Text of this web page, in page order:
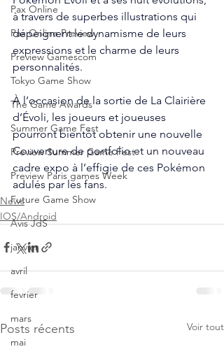
Pax Online
Pax Online Preview
Preview Gamescom
Tokyo Game Show
The Game Awards
Summer Game Fest
Preview Summer Game Fest
Preview Paris games Week
Future Game Show
Avis JdS
janvier
avril
fevrier
mars
mai
à travers de superbes illustrations qui
dépeignent le dynamisme de leurs
expressions et le charme de leurs
personnalités.
À l’occasion de la sortie de La Clairière
d’Évoli, les joueurs et joueuses
pourront bientôt obtenir une nouvelle
Couverture de portfolio et un nouveau
cadre expo à l’effigie de ces Pokémon
adulés par les fans.
News
IOS/Android
Posts récents Voir tout